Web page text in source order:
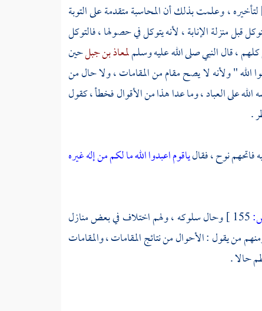
لتأخيره ، وعلمت بذلك أن المحاسبة متقدمة على التوبة
قبل منزلة الإنابة ، لأنه يتوكل في حصولها ، فالتوكل
كلهم ، قال النبي صلى الله عليه وسلملمعاذ بن جبلحين
الله " ولأنه لا يصح مقام من المقامات ، ولا حال من
على العباد ، وما عدا هذا من الأقوال فخطأ ، كقول
.
فاتحهمنوح، فقالياقوم اعبدوا الله ما لكم من إله غيره
وحال سلوكه ، ولهم اختلاف في بعض منازل
من يقول : الأحوال من نتائج المقامات ، والمقامات
حالا .